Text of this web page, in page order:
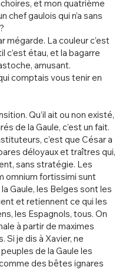
et mon quatrième
chef gaulois qui n’a sans
mégarde. La couleur c’est
c’est étau, et la bagarre
amusant.
comptais vous tenir en
Qu’il ait ou non existé,
de la Gaule, c’est un fait.
c’est que César a
déloyaux et traîtres qui,
sans stratégie. Les
omnium fortissimi sunt
Gaule, les Belges sont les
et retiennent ce qui les
les Espagnols, tous. On
à partir de maximes
Si je dis à Xavier, ne
de la Gaule les
des bêtes ignares